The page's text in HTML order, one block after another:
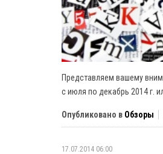
Представляем вашему
с июля по декабрь 2014 г.
Опубликовано в Обзоры
17.07.2014 06:00